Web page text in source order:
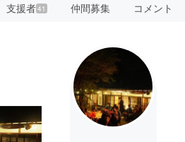
支援者41 仲間募集 コメント